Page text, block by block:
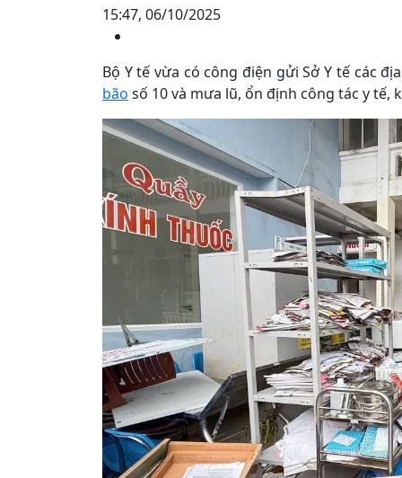
15:47, 06/10/2025
Bộ Y tế vừa có công điện gửi Sở Y tế các
bão số 10 và mưa lũ, ổn định công tác y